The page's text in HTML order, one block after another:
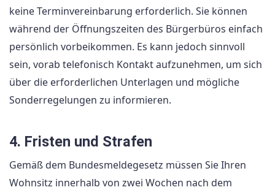
keine Terminvereinbarung erforderlich. Sie können
während der Öffnungszeiten des Bürgerbüros einfach
persönlich vorbeikommen. Es kann jedoch sinnvoll
sein, vorab telefonisch Kontakt aufzunehmen, um sich
über die erforderlichen Unterlagen und mögliche
Sonderregelungen zu informieren.
4. Fristen und Strafen
Gemäß dem Bundesmeldegesetz müssen Sie Ihren
Wohnsitz innerhalb von zwei Wochen nach dem